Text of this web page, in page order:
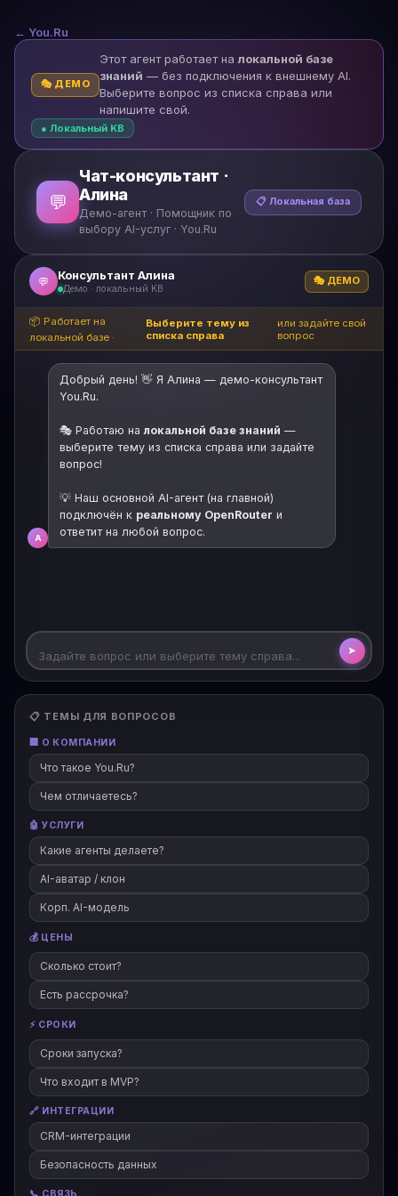
← You.Ru
🎭 ДЕМО
Этот агент работает на локальной базе
знаний — без подключения к внешнему AI.
Выберите вопрос из списка справа или
напишите свой.
● Локальный KB
💬
Чат-консультант ·
Алина
Демо-агент · Помощник по
выбору AI-услуг · You.Ru
📋 Локальная база
💬 Консультант Алина
Демо · локальный KB
🎭 ДЕМО
📦 Работает на
локальной базе ·
Выберите тему из
списка справа
или задайте свой
вопрос
А
Добрый день! 👋 Я Алина — демо-консультант
You.Ru.
🎭 Работаю налокальной базе знаний —
выберите тему из списка справа или задайте
вопрос!
💡 Наш основной AI-агент (на главной)
подключён к реальному OpenRouter и
ответит на любой вопрос.
➤
📋 ТЕМЫ ДЛЯ ВОПРОСОВ
🏢 О КОМПАНИИ
Что такое You.Ru?
Чем отличаетесь?
🤖 УСЛУГИ
Какие агенты делаете?
AI-аватар / клон
Корп. AI-модель
💰 ЦЕНЫ
Сколько стоит?
Есть рассрочка?
⚡ СРОКИ
Сроки запуска?
Что входит в MVP?
🔗 ИНТЕГРАЦИИ
CRM-интеграции
Безопасность данных